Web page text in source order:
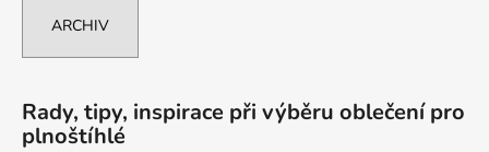
ARCHIV
Rady, tipy, inspirace při výběru oblečení pro
plnoštíhlé